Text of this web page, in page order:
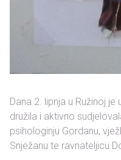
Dana 2. lipnja u Ružinoj
družila i aktivno
psihologinju Gordanu,
Snježanu te ravnateljicu